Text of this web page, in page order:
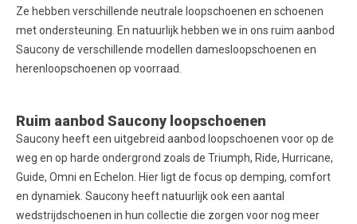
Ze hebben verschillende neutrale loopschoenen en schoenen
met ondersteuning. En natuurlijk hebben we in ons ruim aanbod
Saucony de verschillende modellen damesloopschoenen en
herenloopschoenen op voorraad.
Ruim aanbod Saucony loopschoenen
Saucony heeft een uitgebreid aanbod loopschoenen voor op de
weg en op harde ondergrond zoals de Triumph, Ride, Hurricane,
Guide, Omni en Echelon. Hier ligt de focus op demping, comfort
en dynamiek. Saucony heeft natuurlijk ook een aantal
wedstrijdschoenen in hun collectie die zorgen voor nog meer